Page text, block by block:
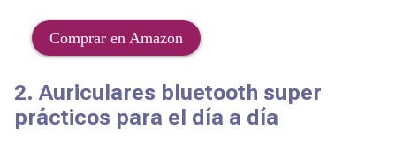
Comprar en Amazon
2. Auriculares bluetooth super
prácticos para el día a día